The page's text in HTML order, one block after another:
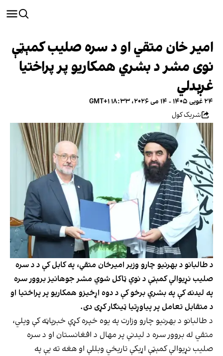
امیر خان متقي او د سره صلیب کمېټې
نوی مشر د بشري همکاریو پر پراختیا
غږېدلي
۲۴ غویی ۱۴۰۵ - ۱۴ می ۲۰۲۶، ۱۸:۳۳ GMT+۱
شریک کول
د طالبانو د بهرنیو چارو وزیر امیرخان متقي، په کابل کې د د سره
صلیب نړیوالې کمېټې د نوي ټاکل شوي مشر جوهانیز بروور سره
په لیدنه کې په بشري برخو کې د دوه اړخیزو همکاریو پر پراختیا او
د متقابل تعامل پر پیاوړتیا ټینګار کړی دی.
د طالبانو د بهرنیو چارو وزارت په یوه خپره کړې خبرپاڼه کې ویلي،
متقي له بروور سره د لیدنې پر مهال د افغانستان او د سره
صلیب نړیوالې کمېټې اړیکې تاریخي وبللې او هغه ته یې په